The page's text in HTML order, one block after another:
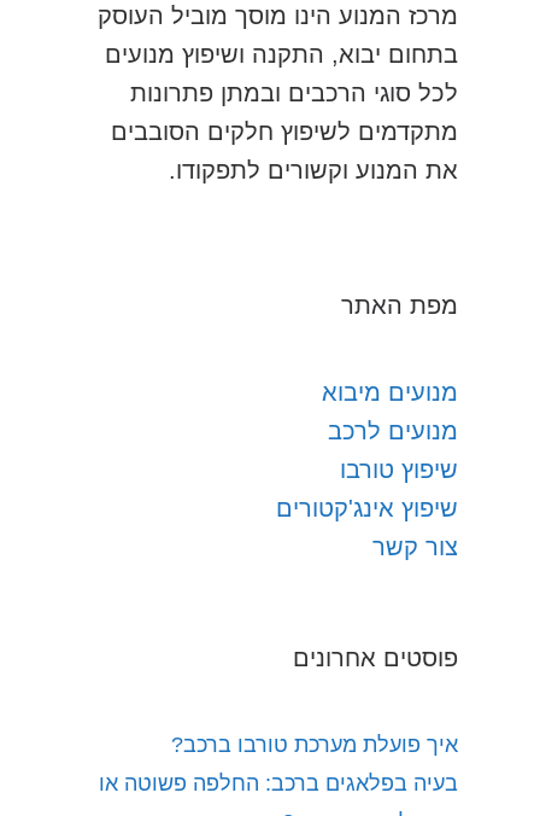
מרכז המנוע הינו מוסך מוביל העוסק
בתחום יבוא, התקנה ושיפוץ מנועים
לכל סוגי הרכבים ובמתן פתרונות
מתקדמים לשיפוץ חלקים הסובבים
את המנוע וקשורים לתפקודו.
מפת האתר
מנועים מיבוא
מנועים לרכב
שיפוץ טורבו
שיפוץ אינג'קטורים
צור קשר
פוסטים אחרונים
איך פועלת מערכת טורבו ברכב?
בעיה בפלאגים ברכב: החלפה פשוטה או